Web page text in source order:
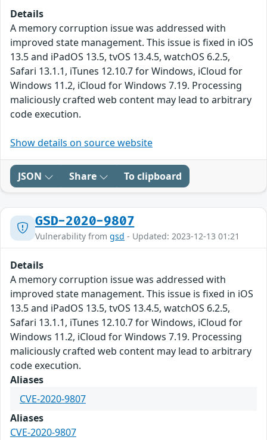
Details
A memory corruption issue was addressed with
improved state management. This issue is fixed in iOS
13.5 and iPadOS 13.5, tvOS 13.4.5, watchOS 6.2.5,
Safari 13.1.1, iTunes 12.10.7 for Windows, iCloud for
Windows 11.2, iCloud for Windows 7.19. Processing
maliciously crafted web content may lead to arbitrary
code execution.
Show details on source website
JSON Share To clipboard
GSD-2020-9807
Vulnerability from gsd - Updated: 2023-12-13 01:21
Details
A memory corruption issue was addressed with
improved state management. This issue is fixed in iOS
13.5 and iPadOS 13.5, tvOS 13.4.5, watchOS 6.2.5,
Safari 13.1.1, iTunes 12.10.7 for Windows, iCloud for
Windows 11.2, iCloud for Windows 7.19. Processing
maliciously crafted web content may lead to arbitrary
code execution.
Aliases
CVE-2020-9807
Aliases
CVE-2020-9807